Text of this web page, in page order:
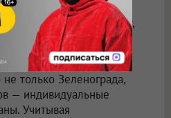
его официальная
идет даже на пользу,
все вытекающие
только Зеленограда,
— индивидуальные
Учитывая